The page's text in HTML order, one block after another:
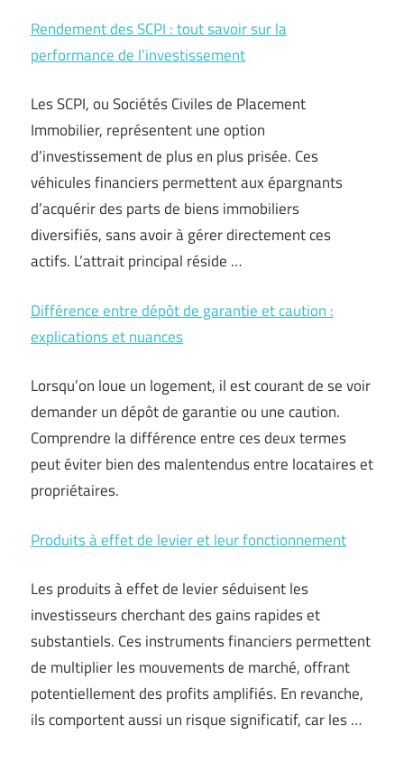
Rendement des SCPI : tout savoir sur la
performance de l’investissement
Les SCPI, ou Sociétés Civiles de Placement
Immobilier, représentent une option
d’investissement de plus en plus prisée. Ces
véhicules financiers permettent aux épargnants
d’acquérir des parts de biens immobiliers
diversifiés, sans avoir à gérer directement ces
actifs. L’attrait principal réside …
Différence entre dépôt de garantie et caution :
explications et nuances
Lorsqu’on loue un logement, il est courant de se voir
demander un dépôt de garantie ou une caution.
Comprendre la différence entre ces deux termes
peut éviter bien des malentendus entre locataires et
propriétaires.
Produits à effet de levier et leur fonctionnement
Les produits à effet de levier séduisent les
investisseurs cherchant des gains rapides et
substantiels. Ces instruments financiers permettent
de multiplier les mouvements de marché, offrant
potentiellement des profits amplifiés. En revanche,
ils comportent aussi un risque significatif, car les …